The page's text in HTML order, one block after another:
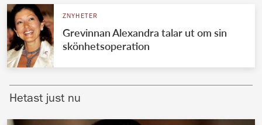
UTLÄNDSKT
VÄRLDENS KUNGAHUS
Brittiska kungahuset
ZNYHETER
Grevinnan Alexandra talar ut om sin
skönhetsoperation
Hetast just nu